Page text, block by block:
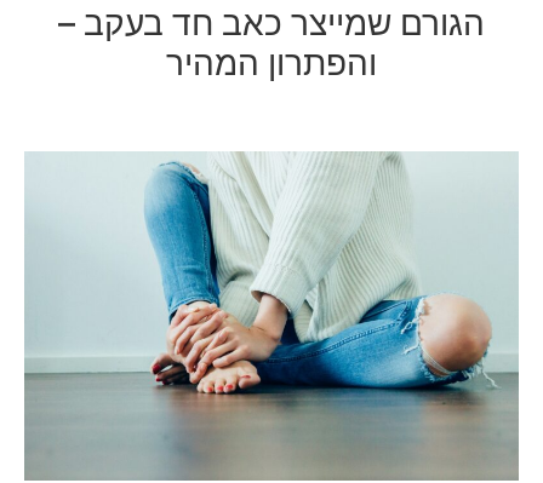
הגורם שמייצר כאב חד בעקב –
והפתרון המהיר